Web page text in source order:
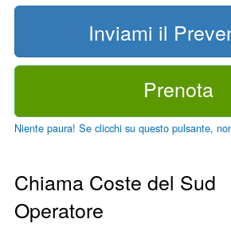
Prenota
Niente paura! Se clicchi su questo pulsante,
Chiama Coste del Sud
Operatore